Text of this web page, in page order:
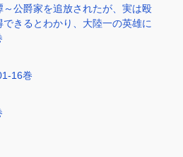
公爵家を追放されたが、実は殴
きるとわかり、大陸一の英雄に
16巻